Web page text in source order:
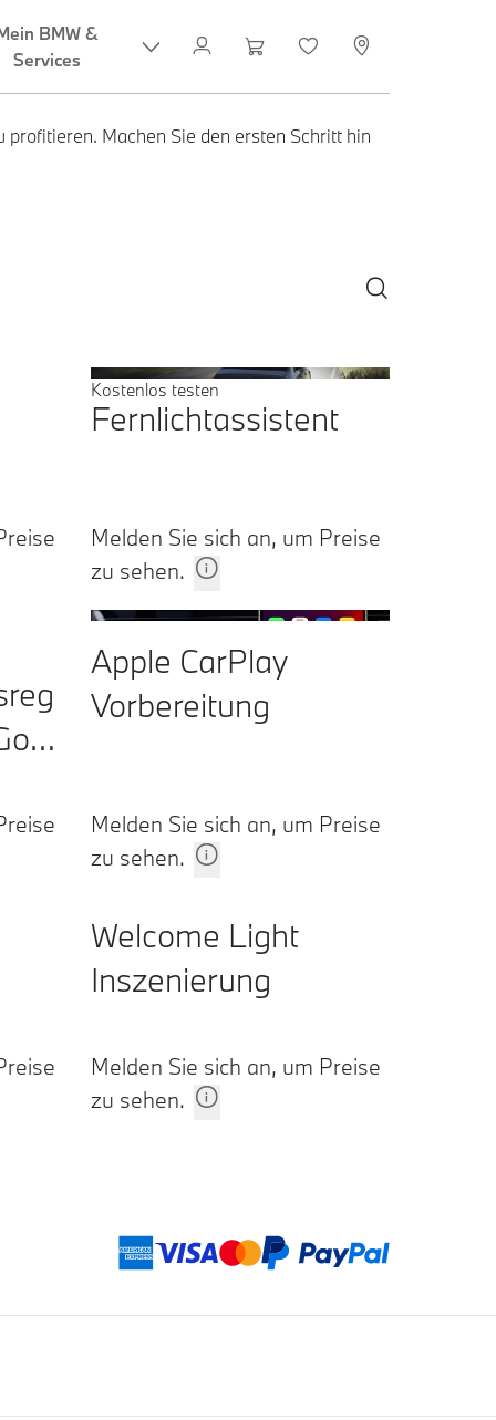
Machen Sie den ersten Schritt hin
Kostenlos testen
Fernlichtassistent
Melden Sie sich an, um Preise
zu sehen.
Apple CarPlay
Vorbereitung
Melden Sie sich an, um Preise
zu sehen.
Welcome Light
Inszenierung
Melden Sie sich an, um Preise
zu sehen.